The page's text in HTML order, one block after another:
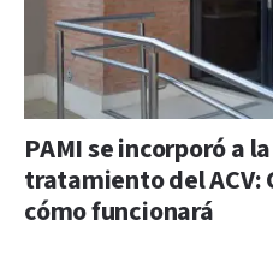
PAMI se incorporó a
tratamiento del ACV:
cómo funcionará